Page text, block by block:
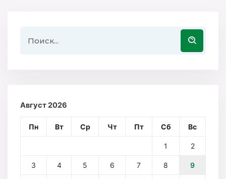
Август 2026
Пн Вт Ср Чт Пт Сб Вс
1 2
3 4 5 6 7 8 9